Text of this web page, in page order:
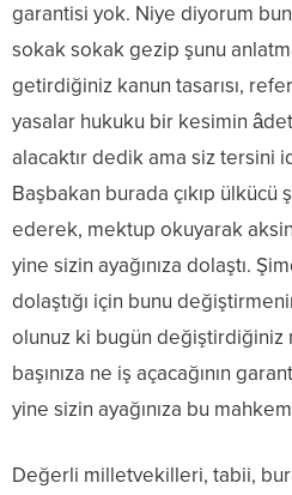
garantisi yok. Niye diyorum
sokak sokak gezip şunu
getirdiğiniz kanun tasarısı,
yasalar hukuku bir kesimin
alacaktır dedik ama siz tersini
Başbakan burada çıkıp
ederek, mektup okuyarak
yine sizin ayağınıza dolaştı.
dolaştığı için bunu
olunuz ki bugün değiştirdiğiniz
başınıza ne iş açacağının
yine sizin ayağınıza bu
Değerli milletvekilleri, tabii,